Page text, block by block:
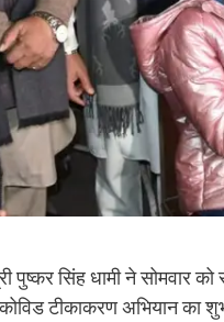
पुष्कर सिंह धामी ने सोमवार
टीकाकरण अभियान का